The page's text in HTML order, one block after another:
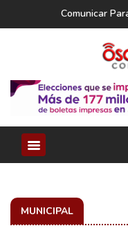
Comunicar
MUNICIPAL